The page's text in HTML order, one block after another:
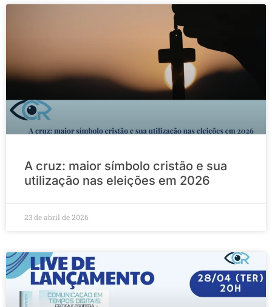
A cruz: maior símbolo cristão e sua
utilização nas eleições em 2026
23 de abril de 2026